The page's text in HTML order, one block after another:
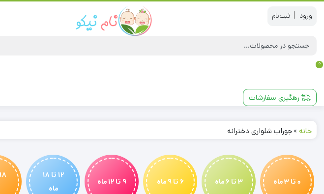
|
0
رهگیری سفارشات
خانه »جوراب شلواری دخترانه
0 تا 3 ماه 3 تا 6 ماه 6 تا 9 ماه 9 تا 12 ماه
12 تا 18
ماه